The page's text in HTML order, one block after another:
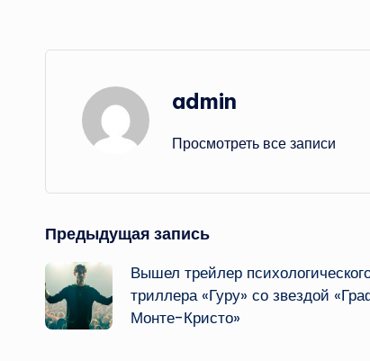
admin
Просмотреть все записи
Навигация
записи
Предыдущая запись
Вышел трейлер
триллера «Гуру» со звездой
Монте-Кристо»